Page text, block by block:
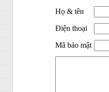
Họ & tên
Điện thoại
Mã bảo mật